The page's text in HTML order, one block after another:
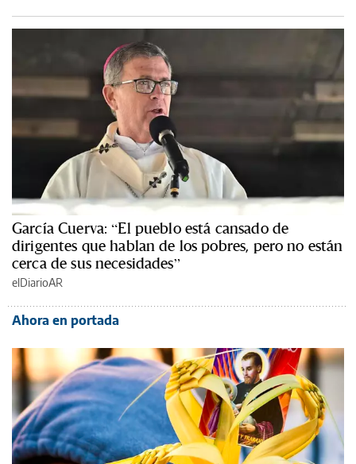
García Cuerva: “El pueblo está cansado de
dirigentes que hablan de los pobres, pero no están
cerca de sus necesidades”
elDiarioAR
Ahora en portada